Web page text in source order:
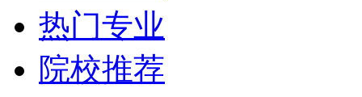
热门专业
院校推荐